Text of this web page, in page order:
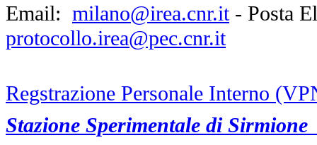
Email: milano@irea.cnr.it - Posta
protocollo.irea@pec.cnr.it
Regstrazione Personale Interno
Stazione Sperimentale di